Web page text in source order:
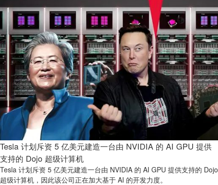
Tesla 计划斥资 5 亿美元建造一台由 NVIDIA 的 AI GPU 提供
支持的 Dojo 超级计算机
Tesla 计划斥资 5 亿美元建造一台由 NVIDIA 的 AI GPU 提供支持的 Dojo
超级计算机，因此该公司正在加大基于 AI 的开发力度。